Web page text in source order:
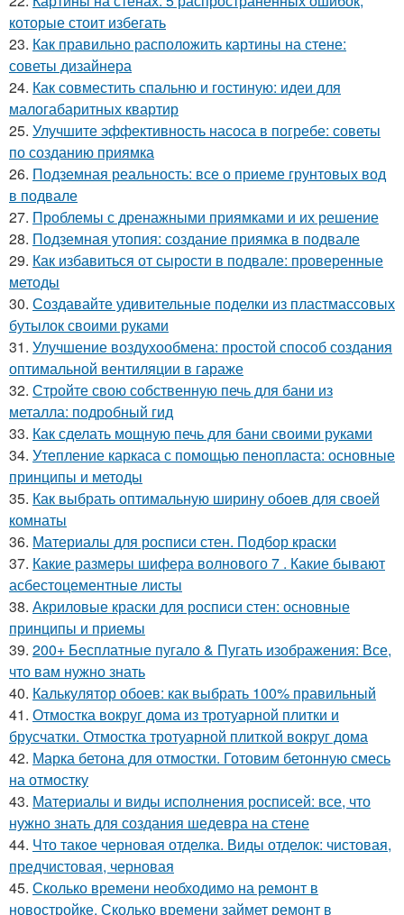
которые стоит избегать
23. Как правильно расположить картины на стене:
советы дизайнера
24. Как совместить спальню и гостиную: идеи для
малогабаритных квартир
25. Улучшите эффективность насоса в погребе: советы
по созданию приямка
26. Подземная реальность: все о приеме грунтовых вод
в подвале
27. Проблемы с дренажными приямками и их решение
28. Подземная утопия: создание приямка в подвале
29. Как избавиться от сырости в подвале: проверенные
методы
30. Создавайте удивительные поделки из пластмассовых
бутылок своими руками
31. Улучшение воздухообмена: простой способ создания
оптимальной вентиляции в гараже
32. Стройте свою собственную печь для бани из
металла: подробный гид
33. Как сделать мощную печь для бани своими руками
34. Утепление каркаса с помощью пенопласта: основные
принципы и методы
35. Как выбрать оптимальную ширину обоев для своей
комнаты
36. Материалы для росписи стен. Подбор краски
37. Какие размеры шифера волнового 7 . Какие бывают
асбестоцементные листы
38. Акриловые краски для росписи стен: основные
принципы и приемы
39. 200+ Бесплатные пугало & Пугать изображения: Все,
что вам нужно знать
40. Калькулятор обоев: как выбрать 100% правильный
41. Отмостка вокруг дома из тротуарной плитки и
брусчатки. Отмостка тротуарной плиткой вокруг дома
42. Марка бетона для отмостки. Готовим бетонную смесь
на отмостку
43. Материалы и виды исполнения росписей: все, что
нужно знать для создания шедевра на стене
44. Что такое черновая отделка. Виды отделок: чистовая,
предчистовая, черновая
45. Сколько времени необходимо на ремонт в
новостройке. Сколько времени займет ремонт в